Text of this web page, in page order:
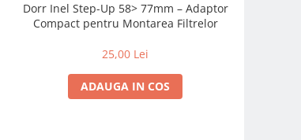
Dorr Inel Step-Up 58> 77mm – Adaptor
Compact pentru Montarea Filtrelor
25,00 Lei
ADAUGA IN COS